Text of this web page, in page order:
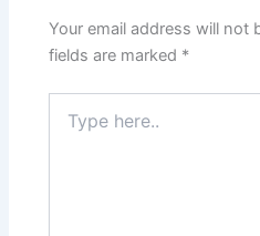
Your email address will not
fields are marked *
here..